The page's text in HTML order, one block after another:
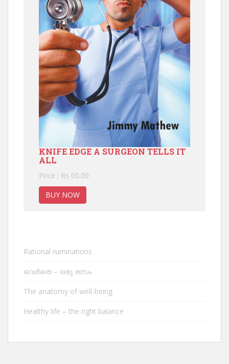
KNIFE EDGE A SURGEON TELLS IT
ALL
Price : Rs 00.00
BUY NOW
Rational ruminations
വെർതെ – ഒരു രസം
The anatomy of well-being
Healthy life – the right balance